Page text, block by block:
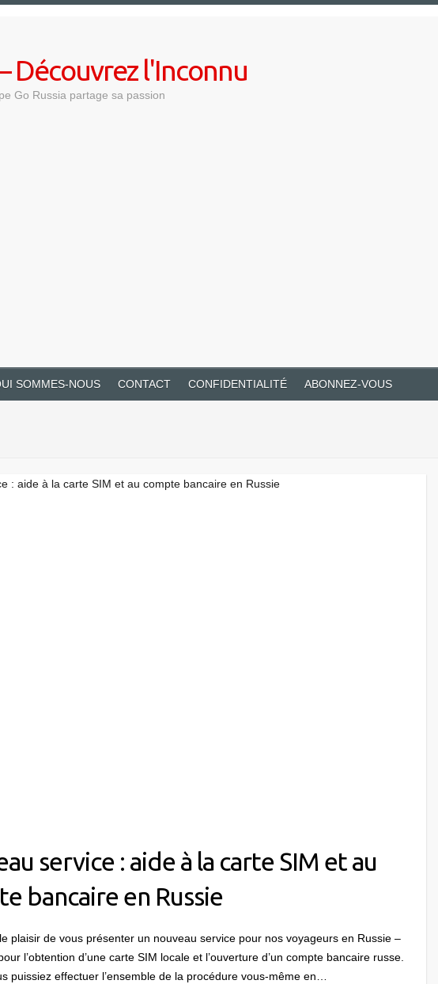
Découvrez l'Inconnu
Go Russia partage sa passion
SOMMES-NOUS CONTACT CONFIDENTIALITÉ ABONNEZ-VOUS
: aide à la carte SIM et au compte bancaire en Russie
service : aide à la carte SIM et au
bancaire en Russie
plaisir de vous présenter un nouveau service pour nos voyageurs en Russie –
l’obtention d’une carte SIM locale et l’ouverture d’un compte bancaire russe.
puissiez effectuer l’ensemble de la procédure vous-même en…